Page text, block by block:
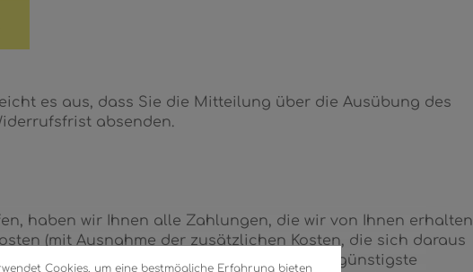
Cookies, um eine bestmögliche Erfahrung bieten
es aus, dass Sie die Mitteilung über die Ausübung des
absenden.
haben wir Ihnen alle Zahlungen, die wir von Ihnen erhalten
(mit Ausnahme der zusätzlichen Kosten, die sich daraus
der Lieferung als die von uns angebotene, günstigste